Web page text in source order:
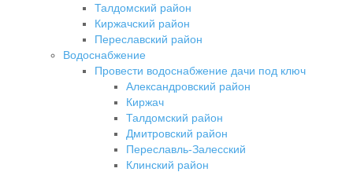
Талдомский район
Киржачский район
Переславский район
Водоснабжение
Провести водоснабжение дачи под ключ
Александровский район
Киржач
Талдомский район
Дмитровский район
Переславль-Залесский
Клинский район